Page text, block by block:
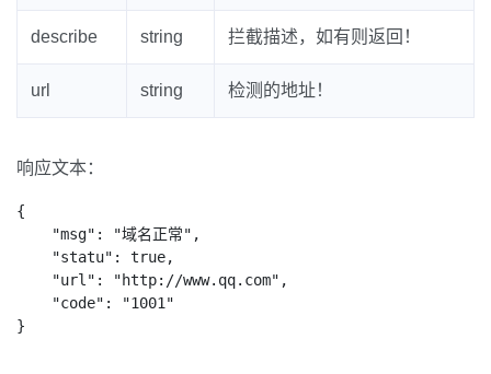
describe string 拦截描述，如有则返回！
url string 检测的地址！
响应文本：
{
}